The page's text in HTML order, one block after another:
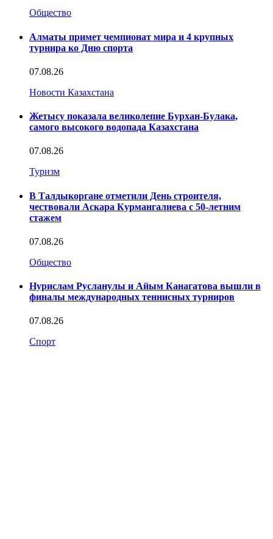
Общество
Алматы примет чемпионат мира и 4 крупных
турнира ко Дню спорта
07.08.26
Новости Казахстана
Жетысу показала великолепие Бурхан-Булака,
самого высокого водопада Казахстана
07.08.26
Туризм
В Талдыкоргане отметили День строителя,
чествовали Аскара Курмангалиева с 50-летним
стажем
07.08.26
Общество
Нурислам Русланулы и Айым Канагатова вышли в
финалы международных теннисных турниров
07.08.26
Спорт